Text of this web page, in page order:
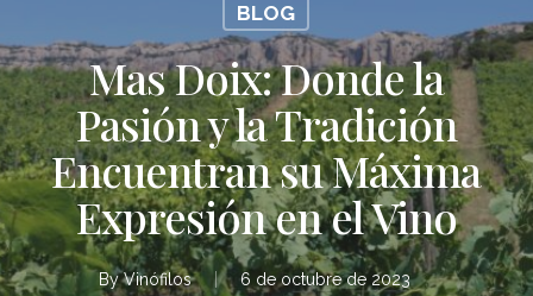
BLOG
Mas Doix: Donde la
Pasión y la Tradición
Encuentran su Máxima
Expresión en el Vino
By Vinófilos 6 de octubre de 2023